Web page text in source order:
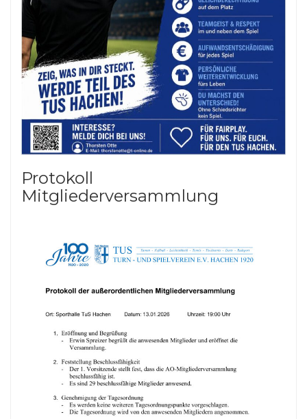
Protokoll
Mitgliederversammlung